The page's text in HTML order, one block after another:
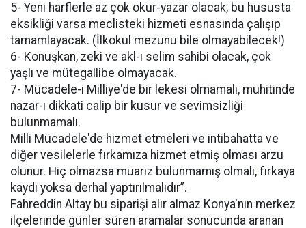
5- Yeni harflerle az çok okur-yazar olacak, bu hususta
eksikliği varsa meclisteki hizmeti esnasında çalışıp
tamamlayacak. (İlkokul mezunu bile olmayabilecek!)
6- Konuşkan, zeki ve akl-ı selim sahibi olacak, çok
yaşlı ve mütegallibe olmayacak.
7- Mücadele-i Milliye'de bir lekesi olmamalı, muhitinde
nazar-ı dikkati calip bir kusur ve sevimsizliği
bulunmamalı.
Milli Mücadele'de hizmet etmeleri ve intibahatta ve
diğer vesilelerle fırkamıza hizmet etmiş olması arzu
olunur. Hiç olmazsa muarız bulunmamış olmalı, fırkaya
kaydı yoksa derhal yaptırılmalıdır”.
Fahreddin Altay bu siparişi alır almaz Konya'nın merkez
ilçelerinde günler süren aramalar sonucunda aranan